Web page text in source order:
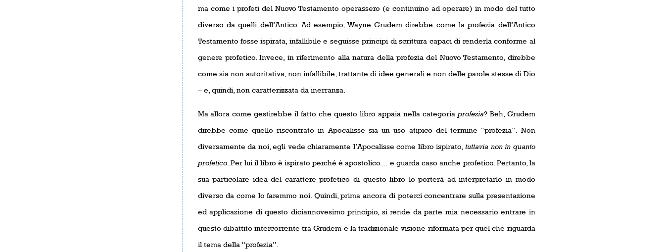
ma come i profeti del Nuovo Testamento operassero (e continuino ad operare) in modo del tutto
diverso da quelli dell’Antico. Ad esempio, Wayne Grudem direbbe come la profezia dell’Antico
Testamento fosse ispirata, infallibile e seguisse principi di scrittura capaci di renderla conforme al
genere profetico. Invece, in riferimento alla natura della profezia del Nuovo Testamento, direbbe
come sia non autoritativa, non infallibile, trattante di idee generali e non delle parole stesse di Dio
– e, quindi, non caratterizzata da inerranza.
Ma allora come gestirebbe il fatto che questo libro appaia nella categoria profezia? Beh, Grudem
direbbe come quello riscontrato in Apocalisse sia un uso atipico del termine “profezia”. Non
diversamente da noi, egli vede chiaramente l’Apocalisse come libro ispirato, tuttavia non in quanto
profetico. Per lui il libro è ispirato perché è apostolico… e guarda caso anche profetico. Pertanto, la
sua particolare idea del carattere profetico di questo libro lo porterà ad interpretarlo in modo
diverso da come lo faremmo noi. Quindi, prima ancora di poterci concentrare sulla presentazione
ed applicazione di questo diciannovesimo principio, si rende da parte mia necessario entrare in
questo dibattito intercorrente tra Grudem e la tradizionale visione riformata per quel che riguarda
il tema della “profezia”.